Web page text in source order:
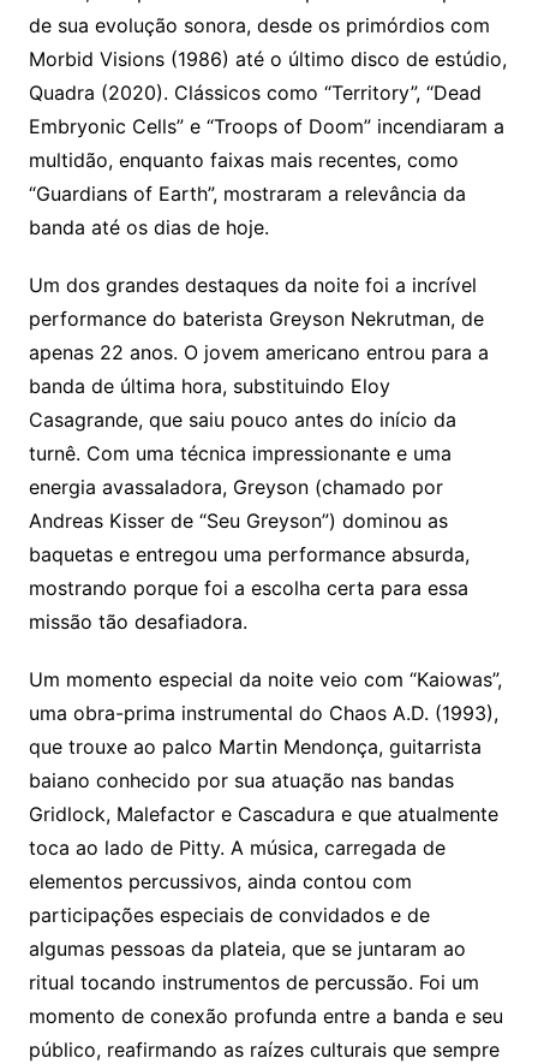
de sua evolução sonora, desde os primórdios com
Morbid Visions (1986) até o último disco de estúdio,
Quadra (2020). Clássicos como “Territory”, “Dead
Embryonic Cells” e “Troops of Doom” incendiaram a
multidão, enquanto faixas mais recentes, como
“Guardians of Earth”, mostraram a relevância da
banda até os dias de hoje.
Um dos grandes destaques da noite foi a incrível
performance do baterista Greyson Nekrutman, de
apenas 22 anos. O jovem americano entrou para a
banda de última hora, substituindo Eloy
Casagrande, que saiu pouco antes do início da
turnê. Com uma técnica impressionante e uma
energia avassaladora, Greyson (chamado por
Andreas Kisser de “Seu Greyson”) dominou as
baquetas e entregou uma performance absurda,
mostrando porque foi a escolha certa para essa
missão tão desafiadora.
Um momento especial da noite veio com “Kaiowas”,
uma obra-prima instrumental do Chaos A.D. (1993),
que trouxe ao palco Martin Mendonça, guitarrista
baiano conhecido por sua atuação nas bandas
Gridlock, Malefactor e Cascadura e que atualmente
toca ao lado de Pitty. A música, carregada de
elementos percussivos, ainda contou com
participações especiais de convidados e de
algumas pessoas da plateia, que se juntaram ao
ritual tocando instrumentos de percussão. Foi um
momento de conexão profunda entre a banda e seu
público, reafirmando as raízes culturais que sempre